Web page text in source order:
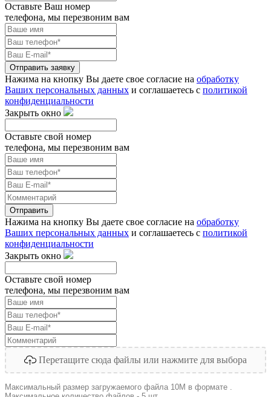
Оставьте Ваш номер
телефона, мы перезвоним вам
Отправить заявку
Нажима на кнопку Вы даете свое согласие на обработку
Ваших персональных данных и соглашаетесь с политикой
конфиденциальности
Закрыть окно
Оставьте свой номер
телефона, мы перезвоним вам
Отправить
Нажима на кнопку Вы даете свое согласие на обработку
Ваших персональных данных и соглашаетесь с политикой
конфиденциальности
Закрыть окно
Оставьте свой номер
телефона, мы перезвоним вам
Перетащите сюда файлы или нажмите для выбора
Максимальный размер загружаемого файла 10M в формате .